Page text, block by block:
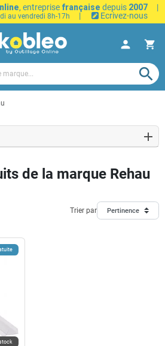
, entreprise française depuis 2007
|
au vendredi 8h-17h | Ecrivez-nous
person shopping_cart
search
de la marque Rehau
Trier par Pertinence